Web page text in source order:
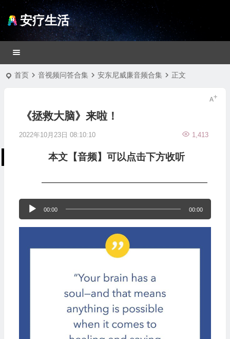
安疗生活
首页 音视频问答合集 安东尼威廉音频合集 正文
《拯救大脑》来啦！
2022年10月23日 08:10:10 1,413
本文【音频】可以点击下方收听
—————————————————
频
00:00 00:00